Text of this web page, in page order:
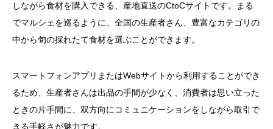
しながら食材を購入できる、産地直送のCtoCサイトです。まる
でマルシェを巡るように、全国の生産者さん、豊富なカテゴリの
中から旬の採れたて食材を選ぶことができます。
スマートフォンアプリまたはWebサイトから利用することができ
るため、生産者さんは出品の手間が少なく、消費者は思い立った
ときの片手間に、双方向にコミュニケーションをしながら取引で
きる手軽さが魅力です。